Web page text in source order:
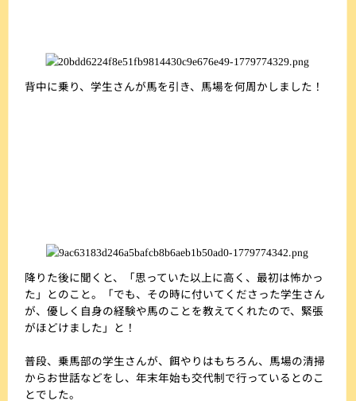
背中に乗り、学生さんが馬を引き、馬場を何周かしました！
降りた後に聞くと、「思っていた以上に高く、最初は怖かっ
た」とのこと。「でも、その時に付いてくださった学生さん
が、優しく自身の経験や馬のことを教えてくれたので、緊張
がほどけました」と！
普段、乗馬部の学生さんが、餌やりはもちろん、馬場の清掃
からお世話などをし、年末年始も交代制で行っているとのこ
とでした。